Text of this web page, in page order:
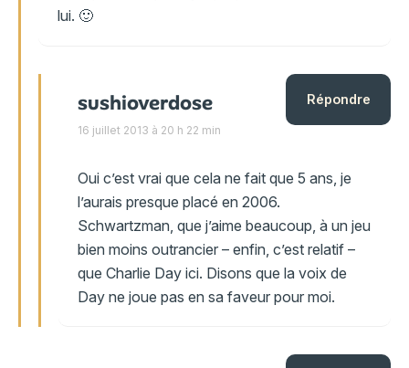
lui. 🙂
sushioverdose
16 juillet 2013 à 20 h 22 min
Oui c’est vrai que cela ne fait que 5 ans, je
l’aurais presque placé en 2006.
Schwartzman, que j’aime beaucoup, à un jeu
bien moins outrancier – enfin, c’est relatif –
que Charlie Day ici. Disons que la voix de
Day ne joue pas en sa faveur pour moi.
Répondre